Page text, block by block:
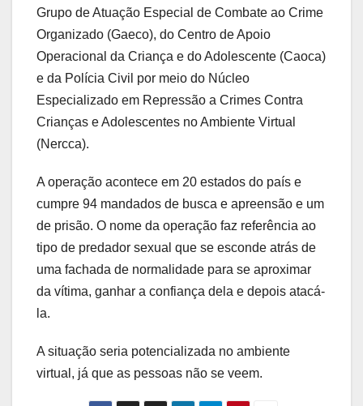
Grupo de Atuação Especial de Combate ao Crime
Organizado (Gaeco), do Centro de Apoio
Operacional da Criança e do Adolescente (Caoca)
e da Polícia Civil por meio do Núcleo
Especializado em Repressão a Crimes Contra
Crianças e Adolescentes no Ambiente Virtual
(Nercca).
A operação acontece em 20 estados do país e
cumpre 94 mandados de busca e apreensão e um
de prisão. O nome da operação faz referência ao
tipo de predador sexual que se esconde atrás de
uma fachada de normalidade para se aproximar
da vítima, ganhar a confiança dela e depois atacá-
la.
A situação seria potencializada no ambiente
virtual, já que as pessoas não se veem.